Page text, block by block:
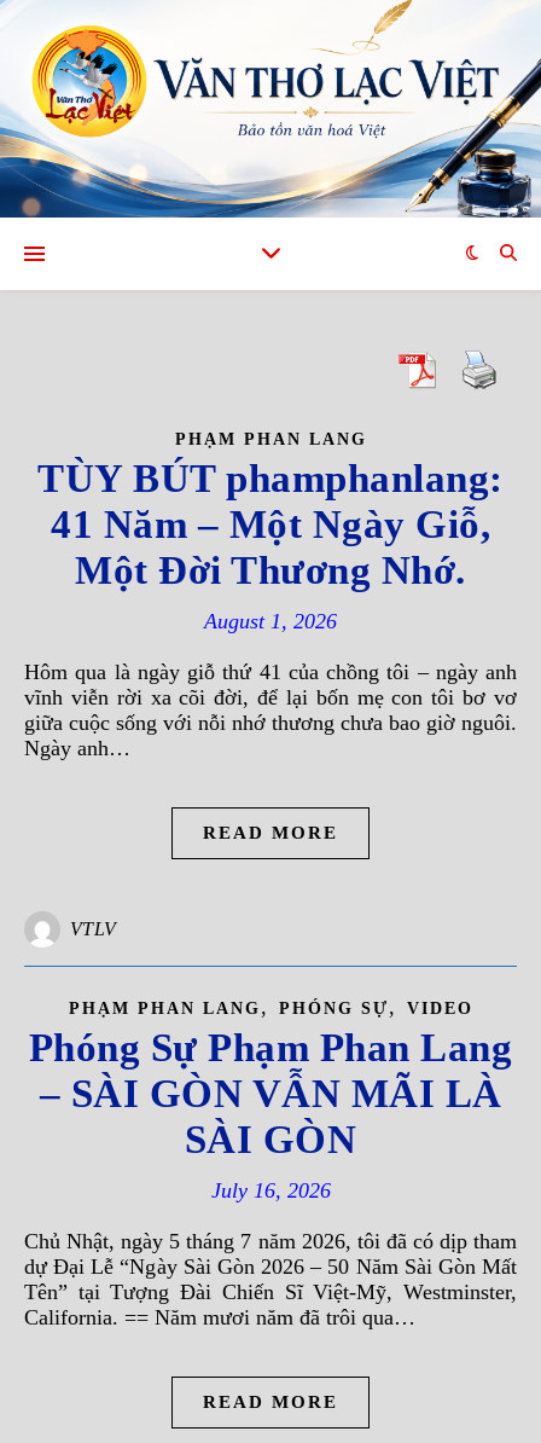
PHẠM PHAN LANG
TÙY BÚT phamphanlang:
41 Năm – Một Ngày Giỗ,
Một Đời Thương Nhớ.
August 1, 2026
Hôm qua là ngày giỗ thứ 41 của chồng tôi – ngày anh
vĩnh viễn rời xa cõi đời, để lại bốn mẹ con tôi bơ vơ
giữa cuộc sống với nỗi nhớ thương chưa bao giờ nguôi.
Ngày anh…
READ MORE
VTLV
PHẠM PHAN LANG , PHÓNG SỰ , VIDEO
Phóng Sự Phạm Phan Lang
– SÀI GÒN VẪN MÃI LÀ
SÀI GÒN
July 16, 2026
Chủ Nhật, ngày 5 tháng 7 năm 2026, tôi đã có dịp tham
dự Đại Lễ “Ngày Sài Gòn 2026 – 50 Năm Sài Gòn Mất
Tên” tại Tượng Đài Chiến Sĩ Việt-Mỹ, Westminster,
California. == Năm mươi năm đã trôi qua…
READ MORE